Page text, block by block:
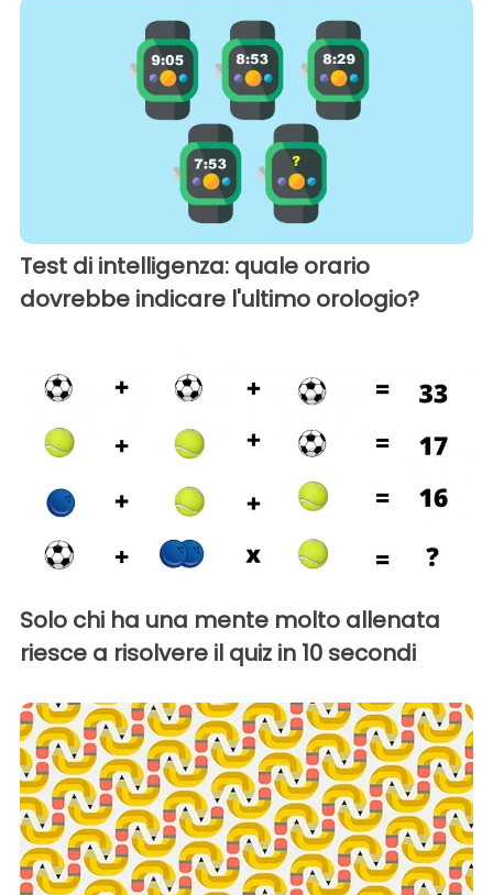
Test di intelligenza: quale orario
dovrebbe indicare l'ultimo orologio?
Solo chi ha una mente molto allenata
riesce a risolvere il quiz in 10 secondi